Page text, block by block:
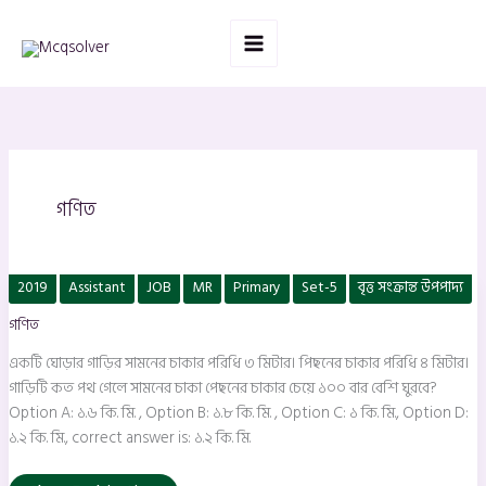
content
গণিত
2019 Assistant JOB MR Primary Set-5
বৃত্ত সংক্রান্ত উপপাদ্য
গণিত
একটি ঘোড়ার গাড়ির সামনের চাকার পরিধি ৩ মিটার। পিছনের চাকার পরিধি ৪ মিটার।
গাড়িটি কত পথ গেলে সামনের চাকা পেছনের চাকার চেয়ে ১০০ বার বেশি ঘুরবে?
Option A: ১.৬ কি. মি. , Option B: ১.৮ কি. মি. , Option C: ১ কি. মি., Option D:
১.২ কি. মি., correct answer is: ১.২ কি. মি.
একটি
ঘোড়ার
গাড়ির
সামনের
পরিধি
৩
মিটার।
পিছনের
চাকার
পরিধি
৪
গাড়িটি